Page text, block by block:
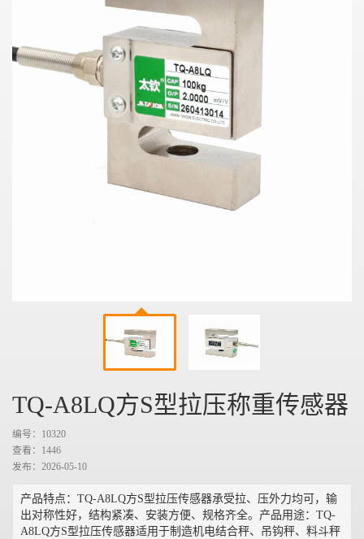
TQ-A8LQ方S型拉压称重传感器
编号：10320
查看： 1446
发布：2026-05-10
产品特点：TQ-A8LQ方S型拉压传感器承受拉、压外力均可，输
出对称性好，结构紧凑、安装方便、规格齐全。产品用途：TQ-
A8LQ方S型拉压传感器适用于制造机电结合秤、吊钩秤、料斗秤